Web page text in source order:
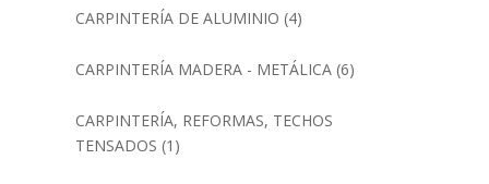
CARPINTERÍA DE ALUMINIO (4)
CARPINTERÍA MADERA - METÁLICA(6)
CARPINTERÍA, REFORMAS, TECHOS
TENSADOS (1)